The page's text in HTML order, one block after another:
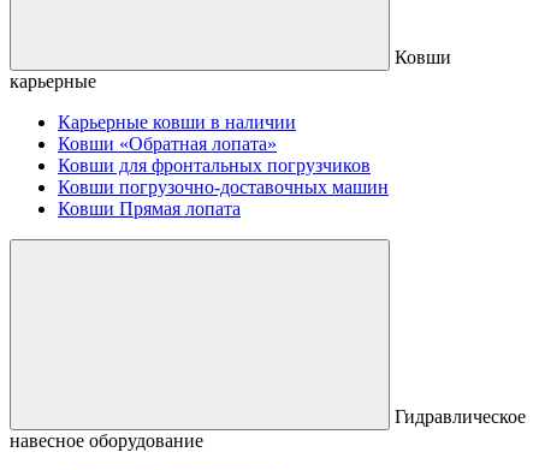
Ковши
карьерные
Карьерные ковши в наличии
Ковши «Обратная лопата»
Ковши для фронтальных погрузчиков
Ковши погрузочно-доставочных машин
Ковши Прямая лопата
Гидравлическое
навесное оборудование